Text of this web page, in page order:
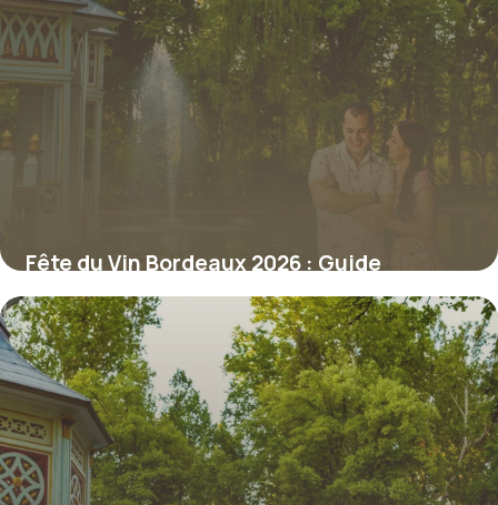
Fête du Vin Bordeaux 2026 : Guide
Complet
10 juillet 2026